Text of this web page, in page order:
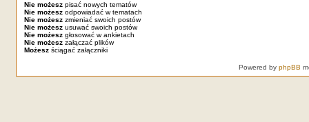
Nie możeszpisać nowych tematów
Nie możeszodpowiadać w tematach
Nie możeszzmieniać swoich postów
Nie możeszusuwać swoich postów
Nie możeszgłosować w ankietach
Nie możeszzałączać plików
Możeszściągać załączniki
Powered by phpBB